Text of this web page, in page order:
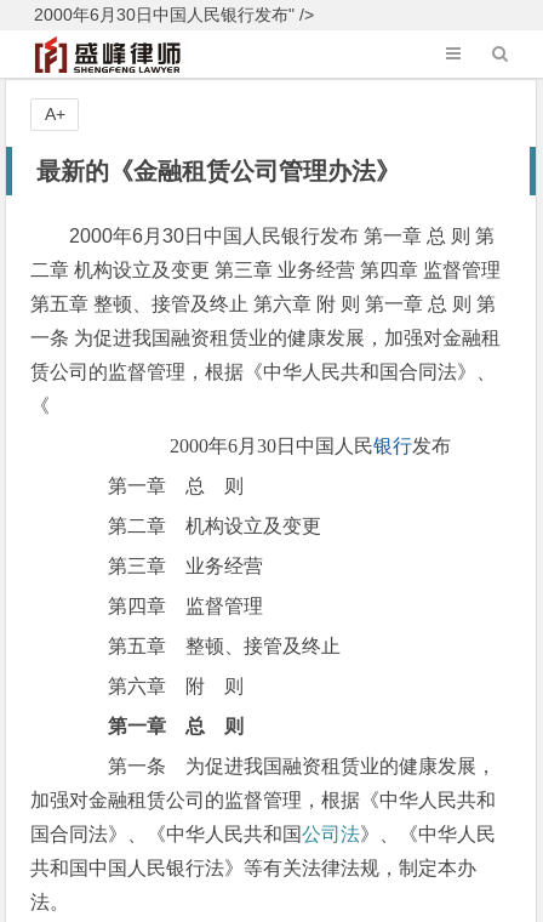
2000年6月30日中国人民银行发布" />
最新的《金融租赁公司管理办法》
2000年6月30日中国人民银行发布 第一章 总 则 第
二章 机构设立及变更 第三章 业务经营 第四章 监督管理
第五章 整顿、接管及终止 第六章 附 则 第一章 总 则 第
一条 为促进我国融资租赁业的健康发展，加强对金融租
赁公司的监督管理，根据《中华人民共和国合同法》、
《
2000年6月30日中国人民银行发布
第一章 总 则
第二章 机构设立及变更
第三章 业务经营
第四章 监督管理
第五章 整顿、接管及终止
第六章 附 则
第一章 总 则
第一条 为促进我国融资租赁业的健康发展，
加强对金融租赁公司的监督管理，根据《中华人民共和
国合同法》、《中华人民共和国公司法》、《中华人民
共和国中国人民银行法》等有关法律法规，制定本办
法。
A+